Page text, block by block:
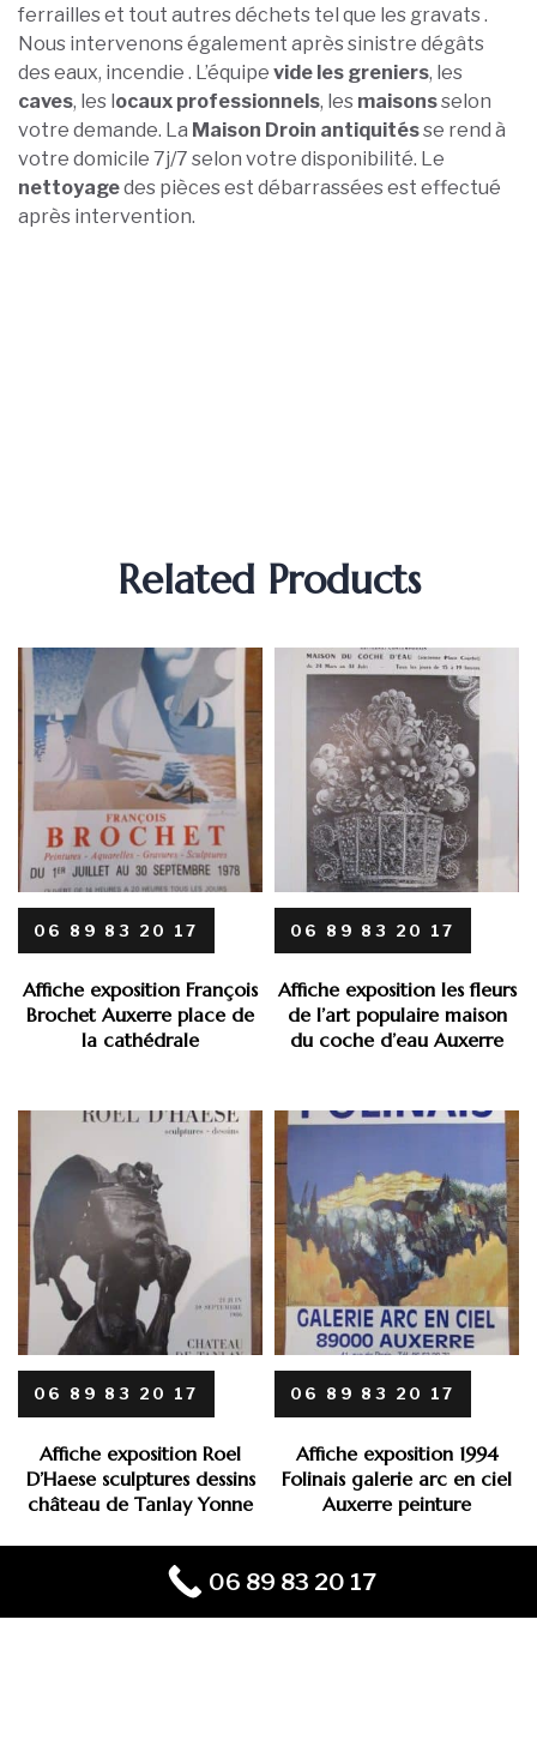
ferrailles et tout autres déchets tel que les gravats .
Nous intervenons également après sinistre dégâts
des eaux, incendie . L’équipe vide les greniers, les
caves, les locaux professionnels, les maisonsselon
votre demande. La Maison Droin antiquitésse rend à
votre domicile 7j/7 selon votre disponibilité. Le
nettoyagedes pièces est débarrassées est effectué
après intervention.
Related Products
06 89 83 20 17
Affiche exposition François
Brochet Auxerre place de
la cathédrale
06 89 83 20 17
Affiche exposition les fleurs
de l’art populaire maison
du coche d’eau Auxerre
06 89 83 20 17
Affiche exposition Roel
D’Haese sculptures dessins
château de Tanlay Yonne
06 89 83 20 17
Affiche exposition 1994
Folinais galerie arc en ciel
Auxerre peinture
06 89 83 20 17